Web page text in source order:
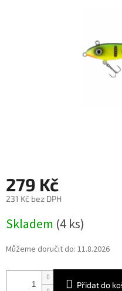
279 Kč
231 Kč bez DPH
cena:
Skladem (4 ks)
Můžeme doručit do: 11.8.2026
Přidat do